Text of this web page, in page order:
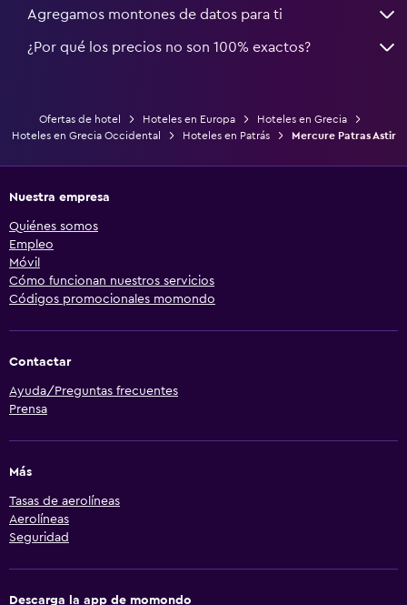
Agregamos montones de datos para ti
¿Por qué los precios no son 100% exactos?
Ofertas de hotel Hoteles en Europa
Hoteles en Grecia
Hoteles en Grecia Occidental
Hoteles en Patrás Mercure Patras Astir
Nuestra empresa
Quiénes somos
Empleo
Móvil
Cómo funcionan nuestros servicios
Códigos promocionales momondo
Contactar
Ayuda/Preguntas frecuentes
Prensa
Más
Tasas de aerolíneas
Aerolíneas
Seguridad
Descarga la app de momondo